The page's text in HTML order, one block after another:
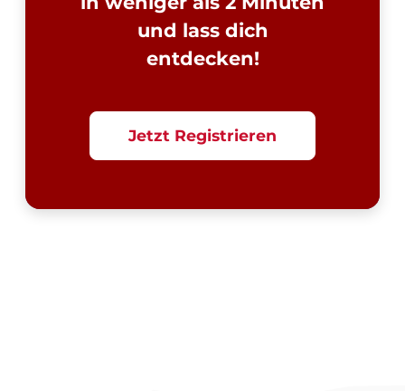
und lass dich
entdecken!
Jetzt Registrieren